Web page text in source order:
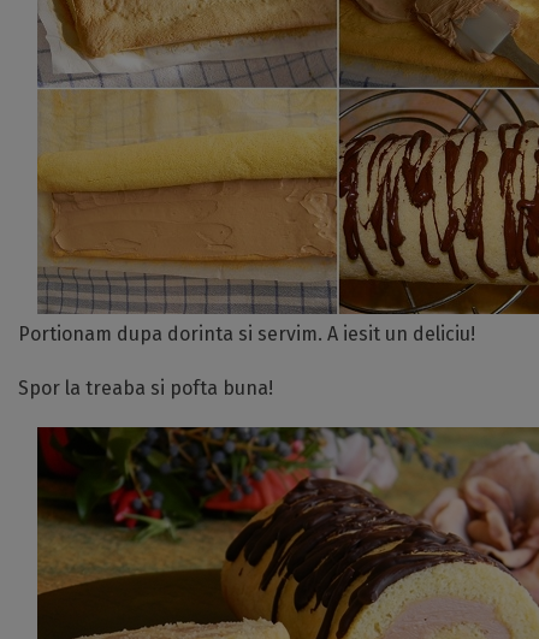
Portionam dupa dorinta si servim. A iesit un deliciu!
Spor la treaba si pofta buna!